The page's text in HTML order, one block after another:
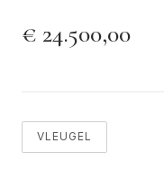
€ 24.500,00
VLEUGEL